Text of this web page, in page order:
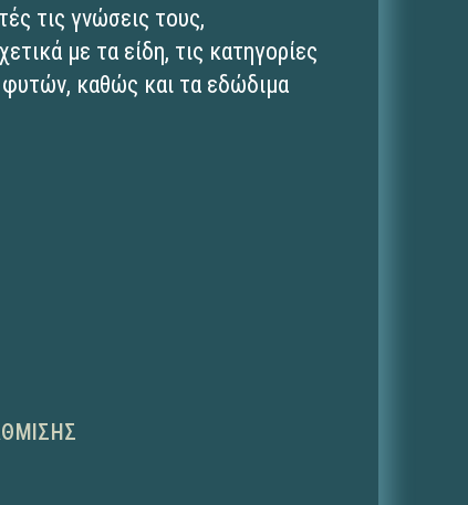
τις γνώσεις τους,
με τα είδη, τις κατηγορίες
φυτών, καθώς και τα εδώδιμα